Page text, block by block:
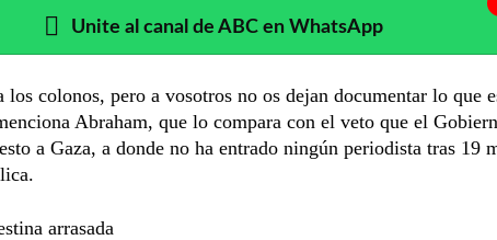
Unite al canal de ABC en WhatsApp
los colonos, pero a vosotros no os dejan documentar lo que
Abraham, que lo compara con el veto que el
a Gaza, a donde no ha entrado ningún periodista tras 19
arrasada